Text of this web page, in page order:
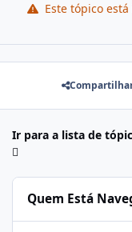
Este tópico
Ir para a lista de
Quem Está